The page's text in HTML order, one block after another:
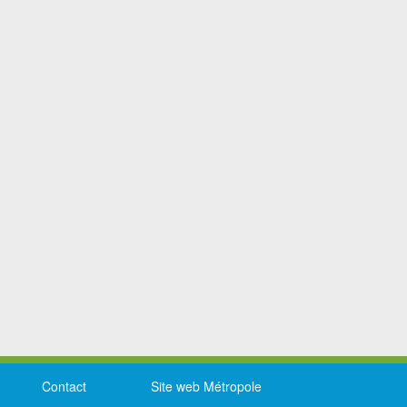
Contact Site web Métropole